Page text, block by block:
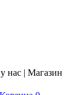
нас | Магазин